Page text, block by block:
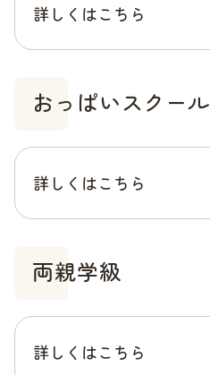
詳しくはこちら
おっぱいスクール
詳しくはこちら
両親学級
詳しくはこちら